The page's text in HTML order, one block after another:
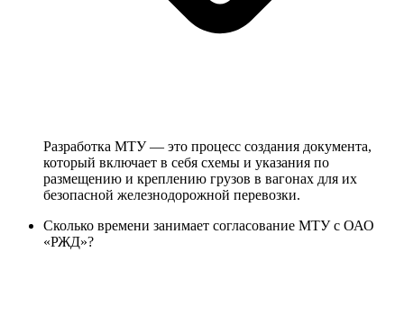
Разработка МТУ — это процесс создания документа,
который включает в себя схемы и указания по
размещению и креплению грузов в вагонах для их
безопасной железнодорожной перевозки.
Сколько времени занимает согласование МТУ с ОАО
«РЖД»?